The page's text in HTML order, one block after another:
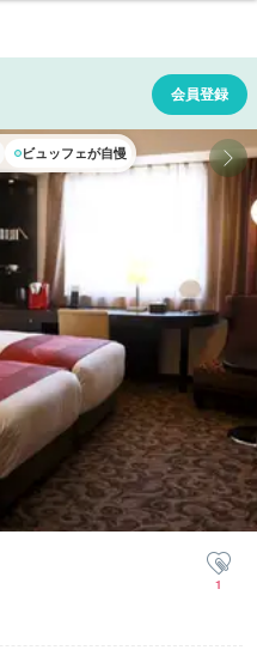
ビュッフェが自慢
1